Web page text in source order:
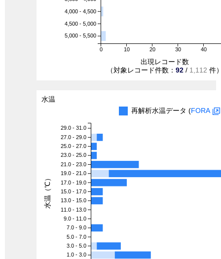
0 10 20 30 40
4,000 - 4,500
4,500 - 5,000
5,000 - 5,500
出現レコード数
（対象レコード件数： 92 / 1,112 件
水温
再解析水温データ (FORA
29.0 - 31.0
27.0 - 29.0
25.0 - 27.0
23.0 - 25.0
21.0 - 23.0
19.0 - 21.0
17.0 - 19.0
15.0 - 17.0
13.0 - 15.0
11.0 - 13.0
9.0 - 11.0
7.0 - 9.0
5.0 - 7.0
3.0 - 5.0
1.0 - 3.0
水温（℃）